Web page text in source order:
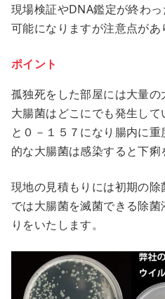
現場検証やDNA鑑定が終わ
可能になりますが注意点があ
ポイント
孤独死をした部屋には大量の
大腸菌はどこにでも発生し
と０－１５７になり腸内に
的な大腸菌は感染すると下痢
現地の見積もりには初期の
では大腸菌を滅菌できる除
りをいたします。